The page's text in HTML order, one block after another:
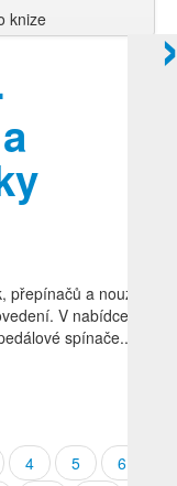
knize
a nouzových
V nabídce jsou
spínače...
4 5 6